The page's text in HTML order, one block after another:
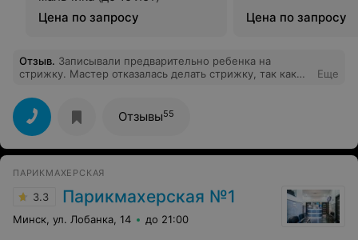
Цена по запросу
Цена по запросу
Отзыв. Записывали предварительно ребенка на
стрижку. Мастер отказалась делать стрижку, так как
это ребенок и стрижка должна стоить дороже.
Пришлось срочно искать, где еще можно сделать
прическу. В результате испортили дочке настроение и
потратили наше время. Не советую сюда ходить.
Еще
Отзывы55
ПАРИКМАХЕРСКАЯ
3.3 Парикмахерская №1
Минск, ул. Лобанка, 14 до 21:00